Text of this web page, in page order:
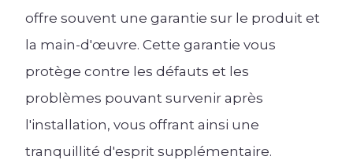
offre souvent une garantie sur le produit et
la main-d'œuvre. Cette garantie vous
protège contre les défauts et les
problèmes pouvant survenir après
l'installation, vous offrant ainsi une
tranquillité d'esprit supplémentaire.